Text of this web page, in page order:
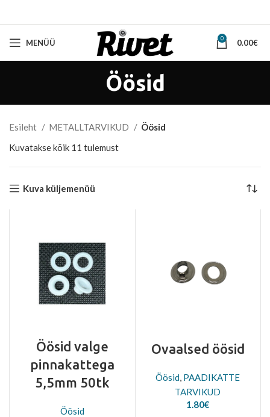
MENÜÜ 0 0.00€
Öösid
Esileht METALLTARVIKUD
Öösid
Kuvatakse kõik 11 tulemustSorted
Kuva küljemenüü
Öösid valge
pinnakattega
5,5mm 50tk
Öösid
Ovaalsed öösid
Öösid, PAADIKATTE
TARVIKUD
1.80€